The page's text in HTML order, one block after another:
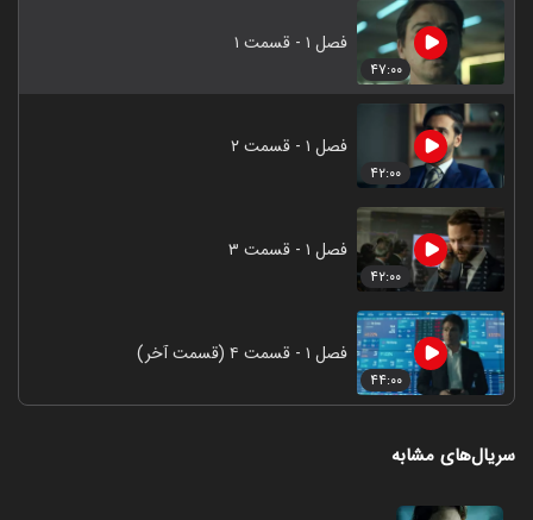
۴۷:۰۰
فصل ۱ - قسمت ۱
۴۲:۰۰
فصل ۱ - قسمت ۲
۴۲:۰۰
فصل ۱ - قسمت ۳
۴۴:۰۰
فصل ۱ - قسمت ۴ (قسمت آخر)
سریال‌های مشابه